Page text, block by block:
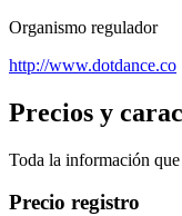
Organismo regulador
http://www.dotdance.co
Precios y
Toda la información
Precio registro